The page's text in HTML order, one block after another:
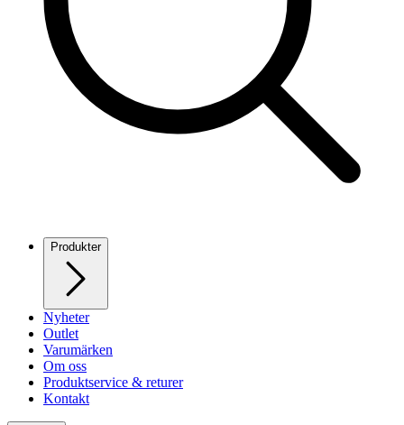
Produkter
Nyheter
Outlet
Varumärken
Om oss
Produktservice & returer
Kontakt